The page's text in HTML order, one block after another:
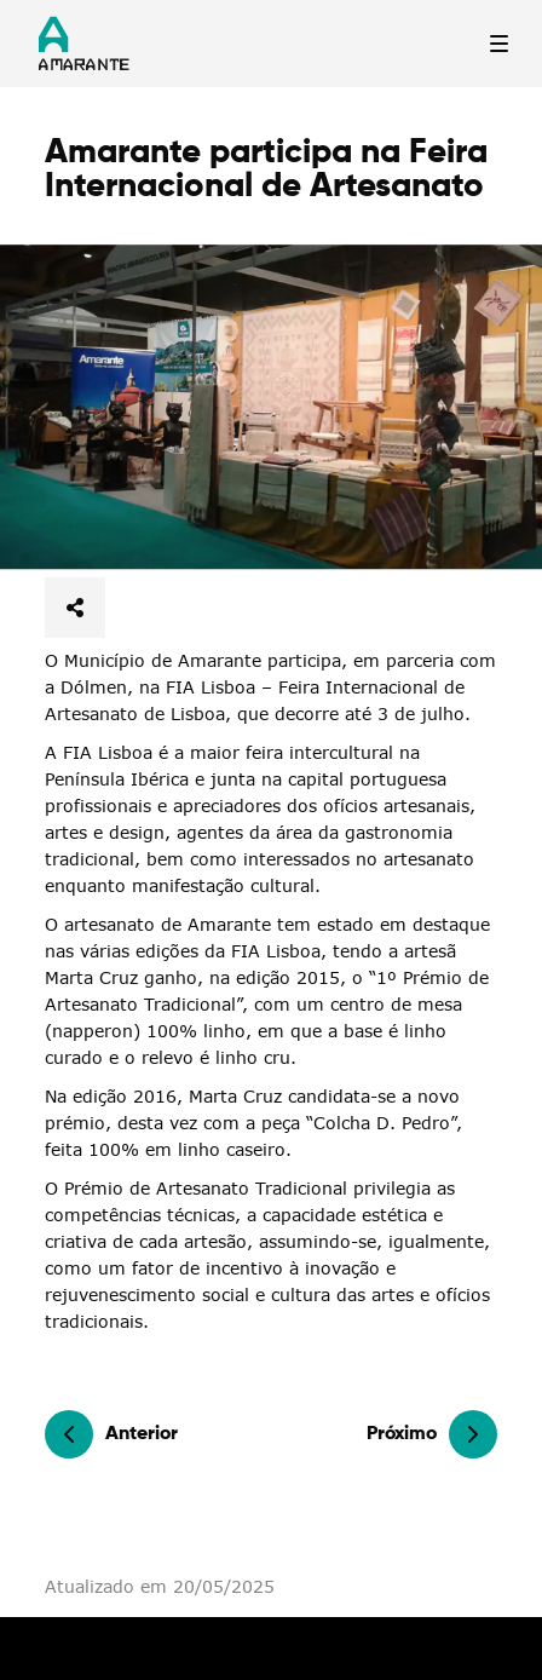
Termo de Pesquisa
Categorias gerais
Filtros
Amarante participa na Feira
Internacional de Artesanato
O Município de Amarante participa, em parceria com
a Dólmen, na FIA Lisboa – Feira Internacional de
Artesanato de Lisboa, que decorre até 3 de julho.
A FIA Lisboa é a maior feira intercultural na
Península Ibérica e junta na capital portuguesa
profissionais e apreciadores dos ofícios artesanais,
artes e design, agentes da área da gastronomia
tradicional, bem como interessados no artesanato
enquanto manifestação cultural.
O artesanato de Amarante tem estado em destaque
nas várias edições da FIA Lisboa, tendo a artesã
Marta Cruz ganho, na edição 2015, o “1º Prémio de
Artesanato Tradicional”, com um centro de mesa
(napperon) 100% linho, em que a base é linho
curado e o relevo é linho cru.
Na edição 2016, Marta Cruz candidata-se a novo
prémio, desta vez com a peça “Colcha D. Pedro”,
feita 100% em linho caseiro.
O Prémio de Artesanato Tradicional privilegia as
competências técnicas, a capacidade estética e
criativa de cada artesão, assumindo-se, igualmente,
como um fator de incentivo à inovação e
rejuvenescimento social e cultura das artes e ofícios
tradicionais.
Anterior Próximo
Atualizado em 20/05/2025